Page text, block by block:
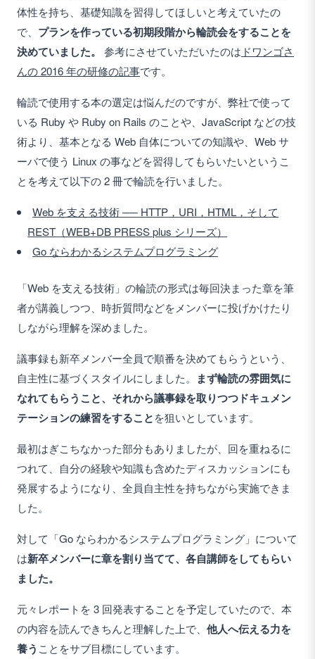
体性を持ち、基礎知識を習得してほしいと考えていたの
で、 プランを作っている初期段階から輪読会をすることを
決めていました。
参考にさせていただいたのは ドワンゴさ
んの 2016 年の研修の記事です。
輪読で使用する本の選定は悩んだのですが、弊社で使って
いる Ruby や Ruby on Rails のことや、JavaScript などの技
術より、基本となる Web 自体についての知識や、Web サ
ーバで使う Linux の事などを習得してもらいたいというこ
とを考えて以下の 2 冊で輪読を行いました。
Web を支える技術 ── HTTP，URI，HTML，そして
REST（WEB+DB PRESS plus シリーズ）
Go ならわかるシステムプログラミング
「Web を支える技術」の輪読の形式は毎回決まった章を筆
者が講義しつつ、時折質問などをメンバーに投げかけたり
しながら理解を深めました。
議事録も新卒メンバー全員で順番を決めてもらうという、
自主性に基づくスタイルにしました。
まず輪読の雰囲気に
なれてもらうこと、それから議事録を取りつつドキュメン
テーションの練習をすることを狙いとしています。
最初はぎこちなかった部分もありましたが、回を重ねるに
つれて、自分の経験や知識も含めたディスカッションにも
発展するようになり、全員自主性を持ちながら実施できま
した。
対して「Go ならわかるシステムプログラミング」について
は新卒メンバーに章を割り当てて、各自講師をしてもらい
ました。
元々レポートを 3 回発表することを予定していたので、本
の内容を読んできちんと理解した上で、 他人へ伝える力を
養う ことをサブ目標にしています。